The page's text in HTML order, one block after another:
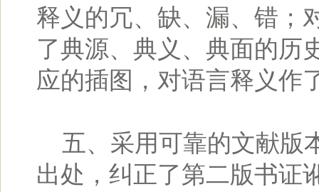
释义的冗、缺、漏、错；
了典源、典义、典面的历
应的插图，对语言释义作
五、采用可靠的文献版
出处，纠正了第二版书证